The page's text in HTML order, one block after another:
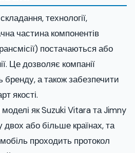
технології,
частина компонентів
постачаються або
Це дозволяє компанії
бренду, а також забезпечити
якості.
як Suzuki Vitara та Jimny
або більше країнах, та
проходить протокол